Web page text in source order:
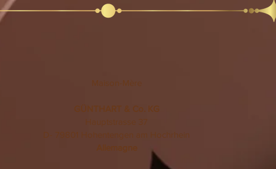
Maison-Mère
GÜNTHART & Co. KG
Hauptstrasse 37
D- 79801 Hohentengen am Hochrhein
Allemagne